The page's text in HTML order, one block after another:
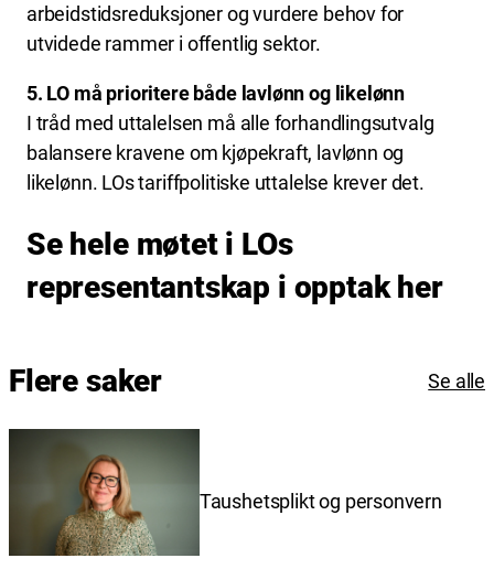
arbeidstidsreduksjoner og vurdere behov for
utvidede rammer i offentlig sektor.
5. LO må prioritere både lavlønn og likelønn
I tråd med uttalelsen må alle forhandlingsutvalg
balansere kravene om kjøpekraft, lavlønn og
likelønn. LOs tariffpolitiske uttalelse krever det.
Se hele møtet i LOs
representantskap i opptak her
Flere saker Se alle
Taushetsplikt og personvern